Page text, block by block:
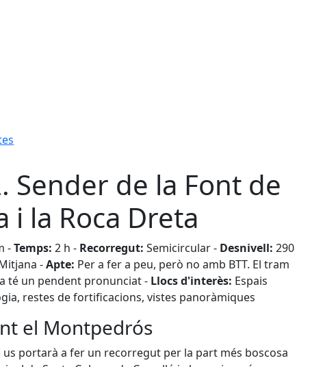
Sender de la Font de
i la Roca Dreta
-Temps: 2 h - Recorregut: Semicircular - Desnivell: 290
-Apte: Per a fer a peu, però no amb BTT. El tram
té un pendent pronunciat - Llocs d'interès: Espais
restes de fortificacions, vistes panoràmiques
el Montpedrós
portarà a fer un recorregut per la part més boscosa